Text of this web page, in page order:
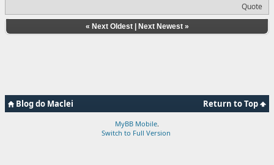
Quote
« Next Oldest| Next Newest»
Return to Top
Blog do Maclei
MyBB Mobile
Switch to Full Version